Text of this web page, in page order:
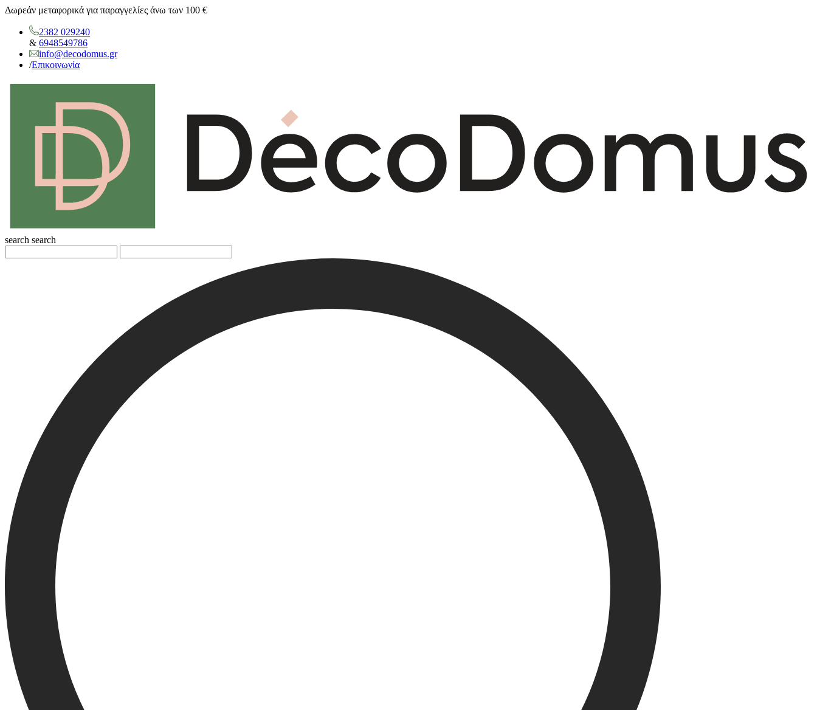
Δωρεάν μεταφορικά για παραγγελίες άνω των 100 €
2382 029240
& 6948549786
info@decodomus.gr
/Επικοινωνία
search search